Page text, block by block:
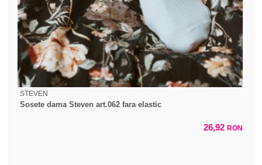
STEVEN
Sosete dama Steven art.062 fara elastic
26,92 RON